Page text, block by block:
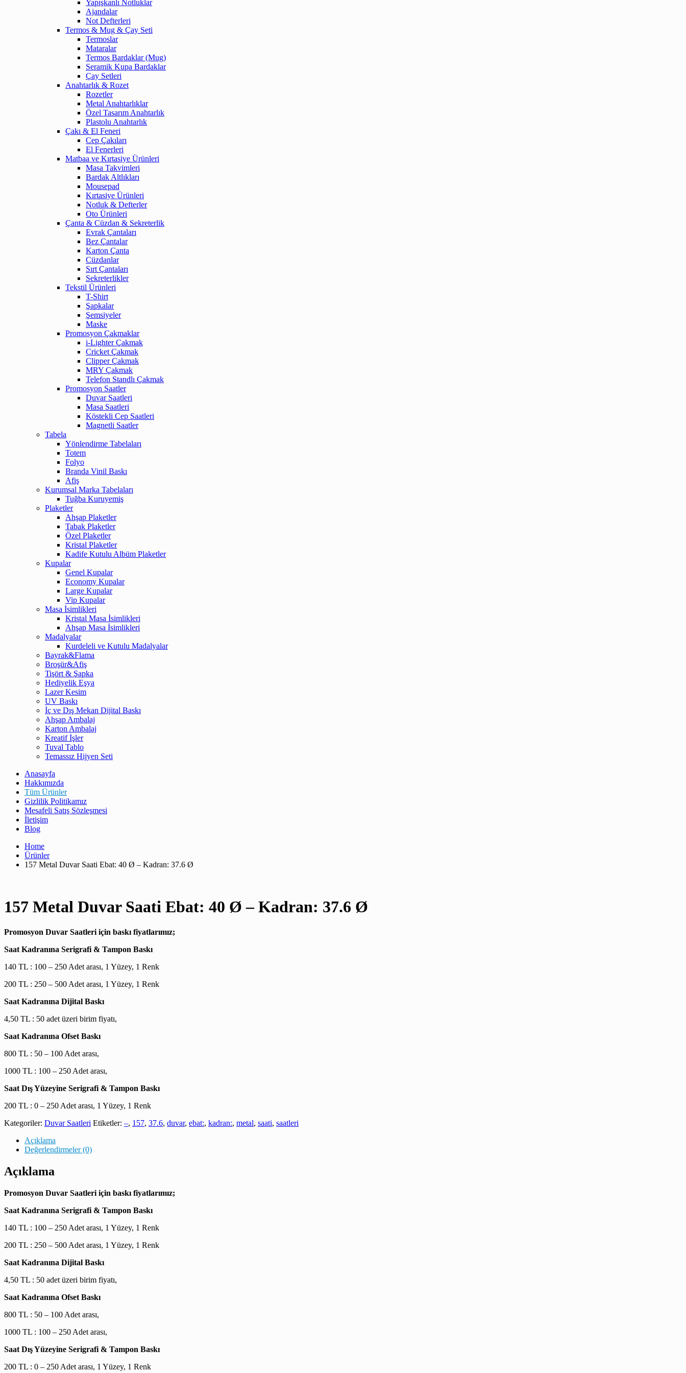
Yapışkanlı Notluklar
Ajandalar
Not Defterleri
Termos & Mug & Çay Seti
Termoslar
Mataralar
Termos Bardaklar (Mug)
Seramik Kupa Bardaklar
Çay Setleri
Anahtarlık & Rozet
Rozetler
Metal Anahtarlıklar
Özel Tasarım Anahtarlık
Plastolu Anahtarlık
Çakı & El Feneri
Cep Çakıları
El Fenerleri
Matbaa ve Kırtasiye Ürünleri
Masa Takvimleri
Bardak Altlıkları
Mousepad
Kırtasiye Ürünleri
Notluk & Defterler
Oto Ürünleri
Çanta & Cüzdan & Sekreterlik
Evrak Çantaları
Bez Çantalar
Karton Çanta
Cüzdanlar
Sırt Çantaları
Sekreterlikler
Tekstil Ürünleri
T-Shirt
Şapkalar
Şemsiyeler
Maske
Promosyon Çakmaklar
i-Lighter Çakmak
Cricket Çakmak
Clipper Çakmak
MRY Çakmak
Telefon Standlı Çakmak
Promosyon Saatler
Duvar Saatleri
Masa Saatleri
Köstekli Cep Saatleri
Magnetli Saatler
Tabela
Yönlendirme Tabelaları
Totem
Folyo
Branda Vinil Baskı
Afiş
Kurumsal Marka Tabelaları
Tuğba Kuruyemiş
Plaketler
Ahşap Plaketler
Tabak Plaketler
Özel Plaketler
Kristal Plaketler
Kadife Kutulu Albüm Plaketler
Kupalar
Genel Kupalar
Economy Kupalar
Large Kupalar
Vip Kupalar
Masa İsimlikleri
Kristal Masa İsimlikleri
Ahşap Masa İsimlikleri
Madalyalar
Kurdeleli ve Kutulu Madalyalar
Bayrak&Flama
Broşür&Afiş
Tişört & Şapka
Hediyelik Eşya
Lazer Kesim
UV Baskı
İç ve Dış Mekan Dijital Baskı
Ahşap Ambalaj
Karton Ambalaj
Kreatif İşler
Tuval Tablo
Temassız Hijyen Seti
Anasayfa
Hakkımızda
Tüm Ürünler
Gizlilik Politikamız
Mesafeli Satış Sözleşmesi
İletişim
Blog
Home
Ürünler
157 Metal Duvar Saati Ebat: 40 Ø – Kadran: 37.6 Ø
157 Metal Duvar Saati Ebat: 40 Ø – Kadran: 37.6 Ø
Promosyon Duvar Saatleri için baskı fiyatlarımız;
Saat Kadranına Serigrafi & Tampon Baskı
140 TL : 100 – 250 Adet arası, 1 Yüzey, 1 Renk
200 TL : 250 – 500 Adet arası, 1 Yüzey, 1 Renk
Saat Kadranına Dijital Baskı
4,50 TL : 50 adet üzeri birim fiyatı,
Saat Kadranına Ofset Baskı
800 TL : 50 – 100 Adet arası,
1000 TL : 100 – 250 Adet arası,
Saat Dış Yüzeyine Serigrafi & Tampon Baskı
200 TL : 0 – 250 Adet arası, 1 Yüzey, 1 Renk
Kategoriler: Duvar Saatleri Etiketler: –, 157, 37.6, duvar, ebat:, kadran:, metal, saati, saatleri
Açıklama
Değerlendirmeler (0)
Açıklama
Promosyon Duvar Saatleri için baskı fiyatlarımız;
Saat Kadranına Serigrafi & Tampon Baskı
140 TL : 100 – 250 Adet arası, 1 Yüzey, 1 Renk
200 TL : 250 – 500 Adet arası, 1 Yüzey, 1 Renk
Saat Kadranına Dijital Baskı
4,50 TL : 50 adet üzeri birim fiyatı,
Saat Kadranına Ofset Baskı
800 TL : 50 – 100 Adet arası,
1000 TL : 100 – 250 Adet arası,
Saat Dış Yüzeyine Serigrafi & Tampon Baskı
200 TL : 0 – 250 Adet arası, 1 Yüzey, 1 Renk